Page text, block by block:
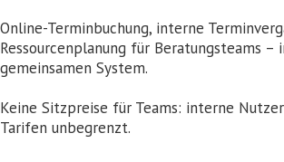
Online-Terminbuchung, interne
Ressourcenplanung für Beratungsteams –
gemeinsamen System.
Keine Sitzpreise für Teams: interne
Tarifen unbegrenzt.